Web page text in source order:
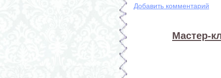
Добавить комментарий
Мастер-